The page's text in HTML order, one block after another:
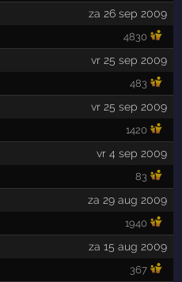
za 26 sep 2009
4830
vr 25 sep 2009
483
vr 25 sep 2009
1420
vr 4 sep 2009
83
za 29 aug 2009
1940
za 15 aug 2009
367